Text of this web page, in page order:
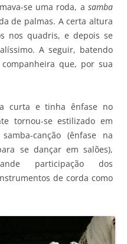
se uma roda, a samba
de palmas. A certa altura
nos quadris, e depois se
A seguir, batendo
que, por sua
curta e tinha ênfase no
tornou-se estilizado em
canção (ênfase na
se dançar em salões),
participação dos
de corda como